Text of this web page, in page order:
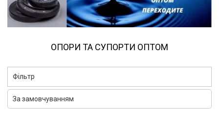
ОПОРИ ТА СУПОРТИ ОПТОМ
Фільтр